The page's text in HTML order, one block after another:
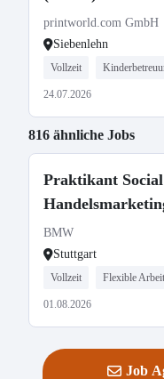
printworld.com GmbH
Siebenlehn
Vollzeit
24.07.2026
816 ähnliche Jobs
Praktikant
BMW
Stuttgart
Vollzeit Flexible
01.08.2026
Job